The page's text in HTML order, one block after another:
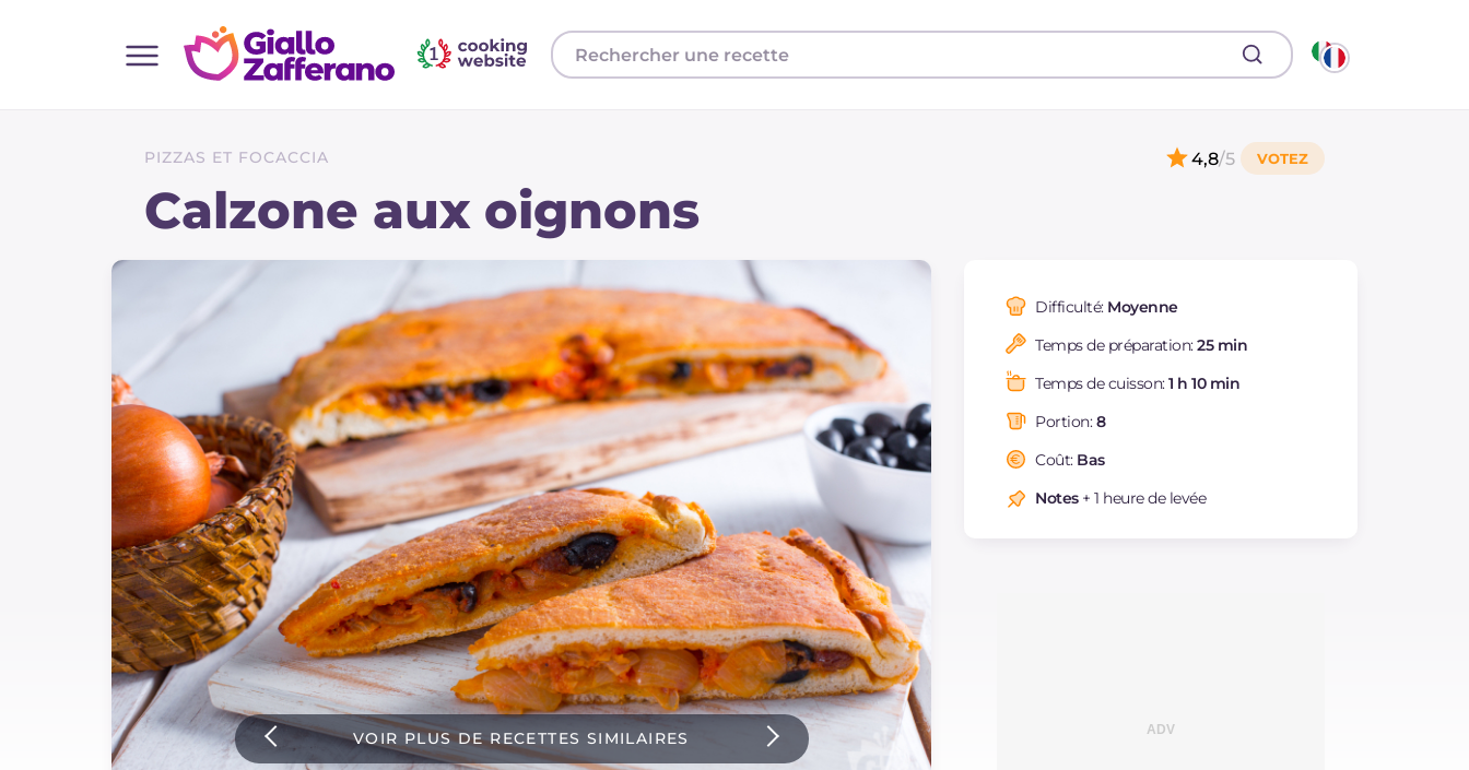
Toutes les recettes
Plats principaux
Boissons et rafraîchissements
Accompagnement
Pizzas et focaccia
Gateaux et patisserie
Dernieres recettes
IT Website
Instagram
PIZZAS ET FOCACCIA
Calzone aux oignons
4,8/5
VOIR PLUS DE RECETTES SIMILAIRES
Difficulté: Moyenne
Temps de préparation:25 min
Temps de cuisson:1 h 10 min
Portion:8
Coût: Bas
Notes+ 1 heure de levée